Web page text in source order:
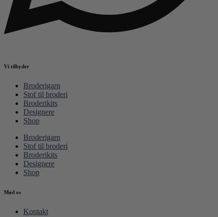
Vi tilbyder
Broderigarn
Stof til broderi
Broderikits
Designere
Shop
Broderigarn
Stof til broderi
Broderikits
Designere
Shop
Mød os
Kontakt